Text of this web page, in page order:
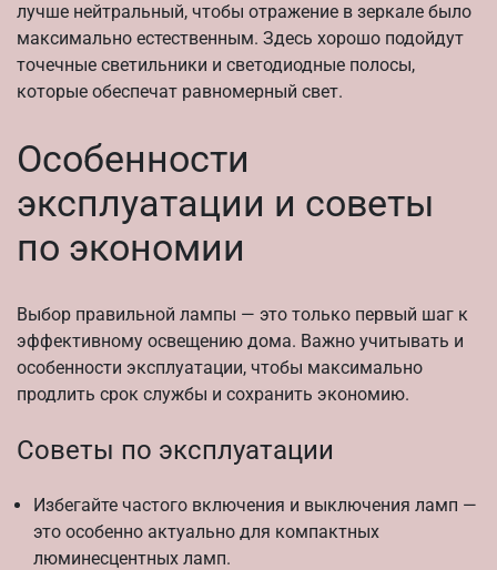
лучше нейтральный, чтобы отражение в зеркале было
максимально естественным. Здесь хорошо подойдут
точечные светильники и светодиодные полосы,
которые обеспечат равномерный свет.
Особенности
эксплуатации и советы
по экономии
Выбор правильной лампы — это только первый шаг к
эффективному освещению дома. Важно учитывать и
особенности эксплуатации, чтобы максимально
продлить срок службы и сохранить экономию.
Советы по эксплуатации
Избегайте частого включения и выключения ламп —
это особенно актуально для компактных
люминесцентных ламп.